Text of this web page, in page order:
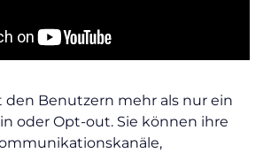
den Benutzern mehr als nur ein
oder Opt-out. Sie können ihre